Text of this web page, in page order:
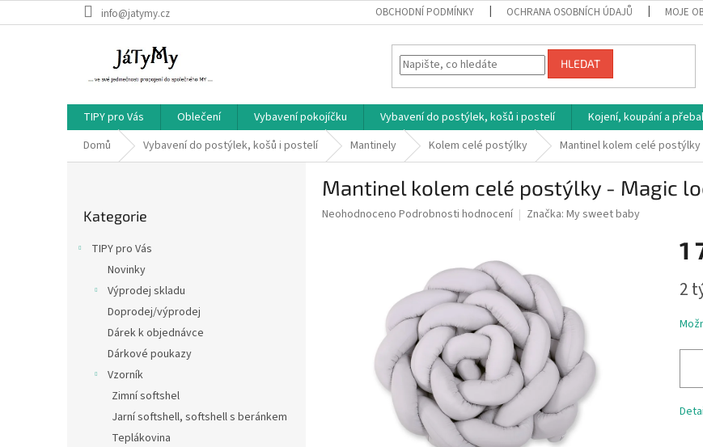
na
info@jatymy.cz OBCHODNÍ PODMÍNKY OCHRANA OSOBNÍCH ÚDAJŮ MOJE
HLEDAT
TIPY pro Vás Oblečení Vybavení pokojíčku Vybavení do postýlek, košů i postelí Kojení, koupání a
Domů
Vybavení do postýlek, košů i postelí Mantinely Kolem celé postýlky Mantinel kolem celé postýlky
kategorie
Kategorie
TIPY pro Vás
Novinky
Výprodej skladu
Doprodej/výprodej
Dárek k objednávce
Dárkové poukazy
Vzorník
Zimní softshel
Jarní softshell, softshell s beránkem
Teplákovina
Mantinel kolem celé postýlky - Magic
Průměrné
Neohodnoceno Podrobnosti hodnocení Značka: My sweet baby
1
2